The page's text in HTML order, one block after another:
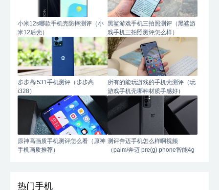
小米12s哪款手机壳防摔测评（小
米12后壳）
黑鲨游戏手机三拍照测评（黑鲨游
戏手机三拍照测评怎么样）
步步高i531手机测评（步步高
i328）
所有的能玩游戏的手机壳测评（玩
游戏手机壳哪种材质手感好）
原神高画质手机测评怎么看（原神
手机画质推荐）
测评奔迈手机怎么样啊视频
（palm/奔迈 pre(g) phone智能4g
热门手机